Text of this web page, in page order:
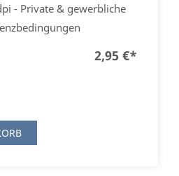
- Private & gewerbliche
2,95 €*